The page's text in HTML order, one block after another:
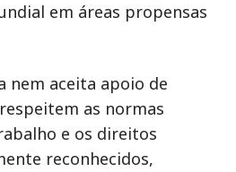
em áreas propensas
nem aceita apoio de
as normas
e os direitos
reconhecidos,